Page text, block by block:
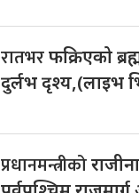
रातभरफक्रिएको
दुर्लभ दृश्य,(लाइभ
प्रधानमन्त्रीको